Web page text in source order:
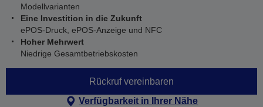
Modellvarianten
Eine Investition in die Zukunft
ePOS-Druck, ePOS-Anzeige und NFC
Hoher Mehrwert
Niedrige Gesamtbetriebskosten
Rückruf vereinbaren
Verfügbarkeit in Ihrer Nähe